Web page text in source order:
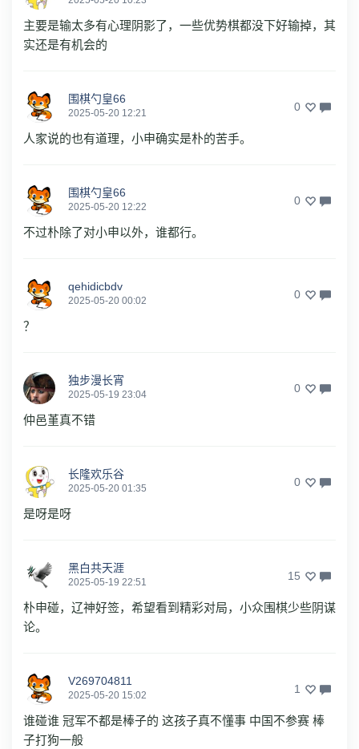
主要是输太多有心理阴影了，一些优势棋都没下好输掉，其
实还是有机会的
围棋勺皇66
2025-05-20 12:21 0
人家说的也有道理，小申确实是朴的苦手。
围棋勺皇66
2025-05-20 12:22 0
不过朴除了对小申以外，谁都行。
qehidicbdv
2025-05-20 00:02 0
？
独步漫长宵
2025-05-19 23:04 0
仲邑堇真不错
长隆欢乐谷
2025-05-20 01:35 0
是呀是呀
黑白共天涯
2025-05-19 22:51 15
朴申碰，辽神好签，希望看到精彩对局，小众围棋少些阴谋
论。
V269704811
2025-05-20 15:02 1
谁碰谁 冠军不都是棒子的 这孩子真不懂事 中国不参赛 棒
子打狗一般